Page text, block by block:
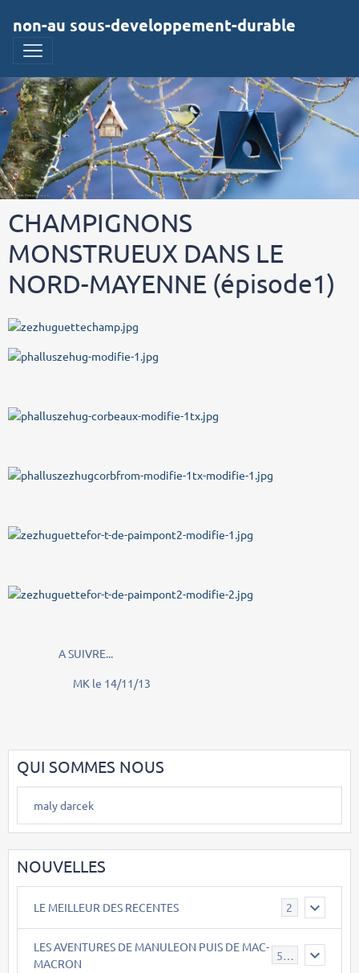
non-au sous-developpement-durable
CHAMPIGNONS
MONSTRUEUX DANS LE
NORD-MAYENNE (épisode1)
A SUIVRE...
MK le 14/11/13
QUI SOMMES NOUS
maly darcek
NOUVELLES
LE MEILLEUR DES RECENTES 2
LES AVENTURES DE MANULEON PUIS DE MAC-
MACRON
543